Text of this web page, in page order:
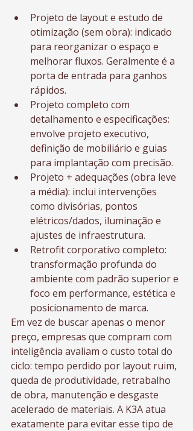
Projeto de layout e estudo de
otimização (sem obra): indicado
para reorganizar o espaço e
melhorar fluxos. Geralmente é a
porta de entrada para ganhos
rápidos.
Projeto completo com
detalhamento e especificações:
envolve projeto executivo,
definição de mobiliário e guias
para implantação com precisão.
Projeto + adequações (obra leve
a média): inclui intervenções
como divisórias, pontos
elétricos/dados, iluminação e
ajustes de infraestrutura.
Retrofit corporativo completo:
transformação profunda do
ambiente com padrão superior e
foco em performance, estética e
posicionamento de marca.
Em vez de buscar apenas o menor
preço, empresas que compram com
inteligência avaliam o custo total do
ciclo: tempo perdido por layout ruim,
queda de produtividade, retrabalho
de obra, manutenção e desgaste
acelerado de materiais. A K3A atua
exatamente para evitar esse tipo de